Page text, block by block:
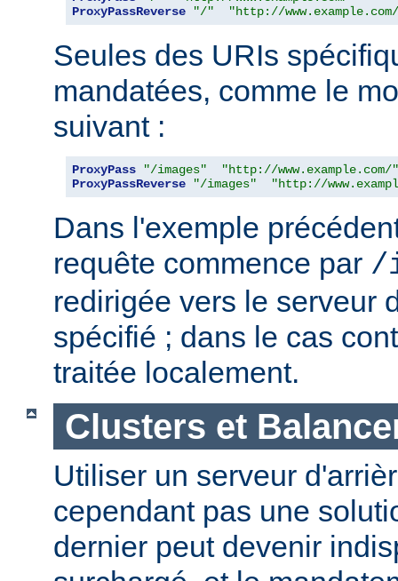
ProxyPassReverse
"/" "http://
Seules des URIs
mandatées, comme le
suivant :
ProxyPass "/images"
"http://www.example.com/"
ProxyPassReverse
"/images" "http://
Dans l'exemple
requête commence par /
redirigée vers le serveur
spécifié ; dans le cas
traitée localement.
Clusters et
Utiliser un serveur
cependant pas une
dernier peut devenir